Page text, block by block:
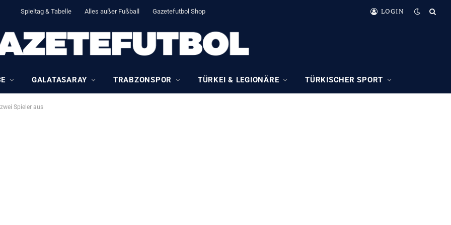
Spieltag & Tabelle Alles außer Fußball Gazetefutbol Shop LOGIN
GALATASARAY TRABZONSPOR TÜRKEI & LEGIONÄRE TÜRKISCHER SPORT
Spieler aus